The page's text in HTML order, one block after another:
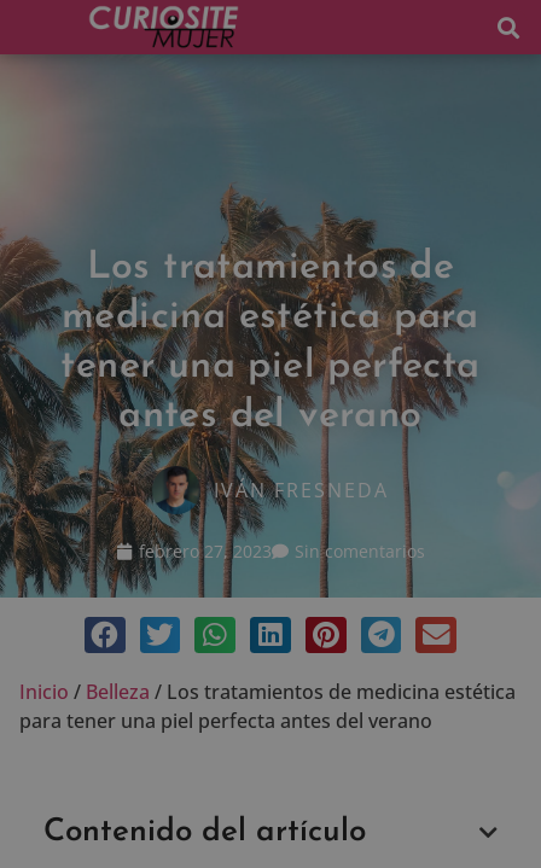
Los tratamientos de
medicina estética para
tener una piel perfecta
antes del verano
IVÁN FRESNEDA
febrero 27, 2023 Sin comentarios
Inicio / Belleza / Los tratamientos de medicina estética
para tener una piel perfecta antes del verano
Contenido del artículo